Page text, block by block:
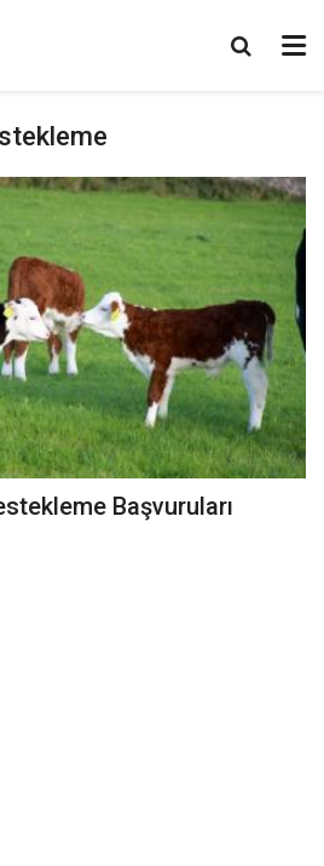
Başvuruları